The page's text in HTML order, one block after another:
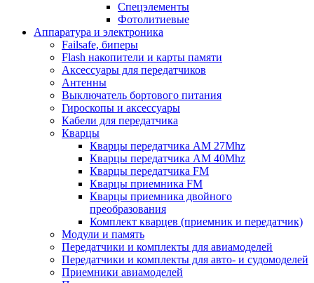
Спецэлементы
Фотолитиевые
Аппаратура и электроника
Failsafe, биперы
Flash накопители и карты памяти
Аксессуары для передатчиков
Антенны
Выключатель бортового питания
Гироскопы и аксессуары
Кабели для передатчика
Кварцы
Кварцы передатчика AM 27Mhz
Кварцы передатчика AM 40Mhz
Кварцы передатчика FM
Кварцы приемника FM
Кварцы приемника двойного
преобразования
Комплект кварцев (приемник и передатчик)
Модули и память
Передатчики и комплекты для авиамоделей
Передатчики и комплекты для авто- и судомоделей
Приемники авиамоделей